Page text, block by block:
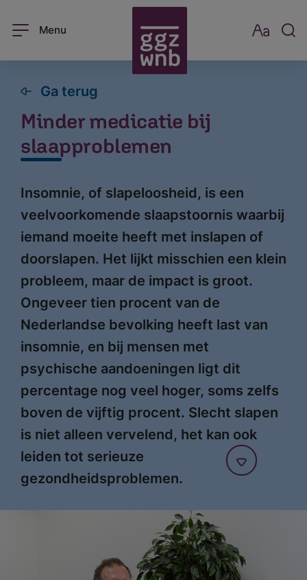
Menu
Ga terug
Minder medicatie bij
slaapproblemen
Insomnie, of slapeloosheid, is een
veelvoorkomende slaapstoornis waarbij
iemand moeite heeft met inslapen of
doorslapen. Het lijkt misschien een klein
probleem, maar de impact is groot.
Ongeveer tien procent van de
Nederlandse bevolking heeft last van
insomnie, en bij mensen met
psychische aandoeningen ligt dit
percentage nog veel hoger, soms zelfs
boven de vijftig procent. Slecht slapen
is niet alleen vervelend, het kan ook
leiden tot serieuze
gezondheidsproblemen.